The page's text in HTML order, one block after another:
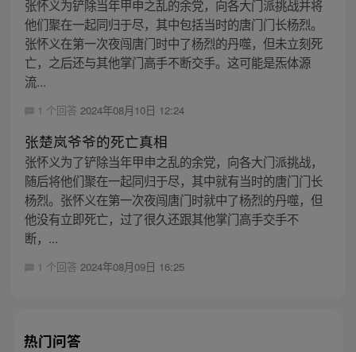
张怀义为铲除当年甲申之乱的余党，向各大门派挑战并将
他们聚在一起同归于尽，其中包括当时的唐门门长杨烈。
张怀义在第一次夜闯唐门时中了杨烈的丹噬，但未立刻死
亡，之后还与其他掌门高手不断交手。这可能是炁体源
流...
1 个回答 2024年08月10日 12:24
张楚岚爷爷的死亡真相
张怀义为了铲除当年甲申之乱的余党，向各大门派挑战，
随后将他们聚在一起同归于尽，其中就有当时的唐门门长
杨烈。张怀义在第一次夜闯唐门时就中了杨烈的丹噬，但
他没有立即死亡，过了很久还跟其他掌门高手交手不
断，...
1 个回答 2024年08月09日 16:25
热门问答